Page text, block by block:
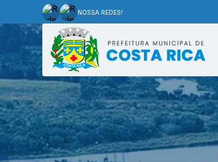
NOSSA REDES!